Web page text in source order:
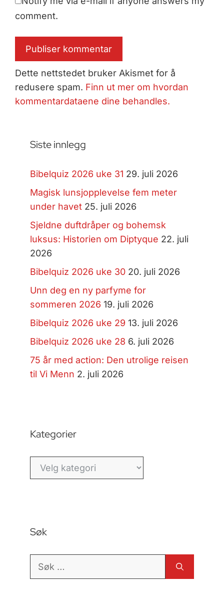
comment.
Dette nettstedet bruker Akismet for å
redusere spam. Finn ut mer om hvordan
kommentardataene dine behandles.
Siste innlegg
Bibelquiz 2026 uke 31 29. juli 2026
Magisk lunsjopplevelse fem meter
under havet 25. juli 2026
Sjeldne duftdråper og bohemsk
luksus: Historien om Diptyque 22. juli
2026
Bibelquiz 2026 uke 30 20. juli 2026
Unn deg en ny parfyme for
sommeren 2026 19. juli 2026
Bibelquiz 2026 uke 29 13. juli 2026
Bibelquiz 2026 uke 28 6. juli 2026
75 år med action: Den utrolige reisen
til Vi Menn 2. juli 2026
Kategorier
Kategorier
Søk
Søk